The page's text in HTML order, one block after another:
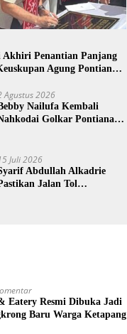
Akhiri Penantian Panjang
Agung Pontianak,
Agustus 2026
Nailufa Kembali
Golkar Pontianak,
Juli 2026
Abdullah Alkadrie
Jalan Tol
Eatery Resmi Dibuka Jadi
Baru Warga Ketapang